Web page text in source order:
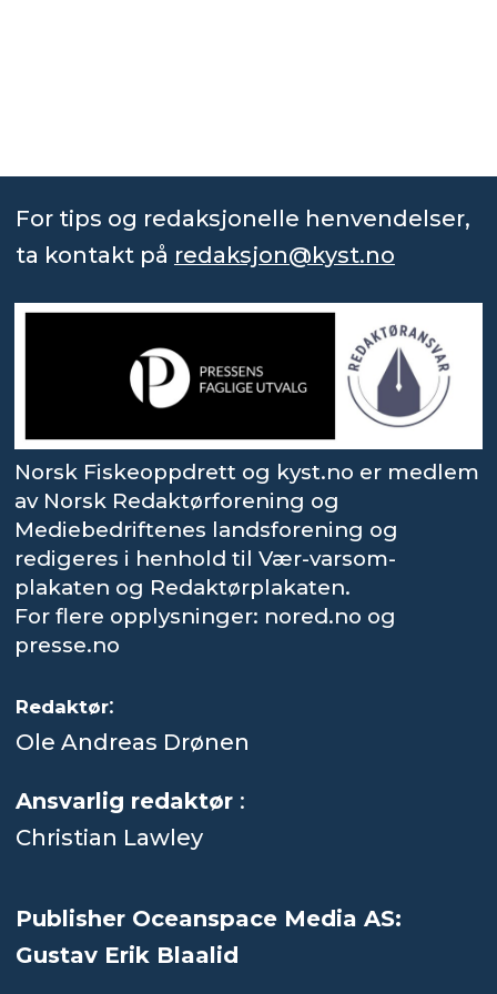
For tips og redaksjonelle henvendelser,
ta kontakt på redaksjon@kyst.no
Norsk Fiskeoppdrett og kyst.no er medlem
av Norsk Redaktørforening og
Mediebedriftenes landsforening og
redigeres i henhold til Vær-varsom-
plakaten og Redaktørplakaten.
For flere opplysninger: nored.no og
presse.no
Redaktør:
Ole Andreas Drønen
Ansvarlig redaktør :
Christian Lawley
Publisher Oceanspace Media AS:
Gustav Erik Blaalid